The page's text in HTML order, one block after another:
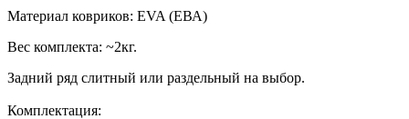
Материал ковриков: EVA (ЕВА)
Вес комплекта: ~2кг.
Задний ряд слитный или раздельный на выбор.
Комплектация: